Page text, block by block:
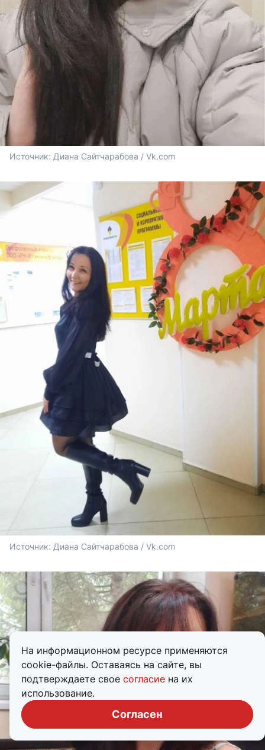
На информационном ресурсе применяются
cookie-файлы. Оставаясь на сайте, вы
подтверждаете свое согласие на их
использование.
Согласен
Источник: Диана Сайтчарабова / Vk.com
Источник: Диана Сайтчарабова / Vk.com